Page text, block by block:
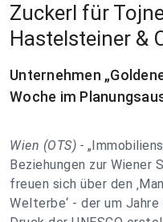
Zuckerl für
Hastelsteiner &
Unternehmen
Woche im
Wien (OTS) -
Beziehungen zur Wiener
freuen sich über den
Welterbe‘ - der um